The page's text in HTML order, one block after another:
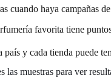
cuando haya campañas de
favorita tiene
país y cada tienda puede
las muestras para ver